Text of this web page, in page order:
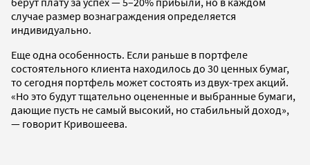
случае размер вознаграждения определяется
индивидуально.
Еще одна особенность. Если раньше в портфеле
состоятельного клиента находилось до 30 ценных бумаг,
то сегодня портфель может состоять из двух-трех акций.
«Но это будут тщательно оцененные и выбранные бумаги,
дающие пусть не самый высокий, но стабильный доход»,
— говорит Кривошеева.